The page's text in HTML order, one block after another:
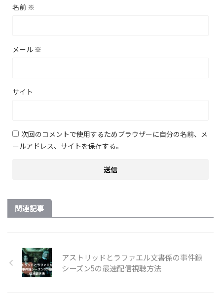
名前 ※
メール ※
サイト
次回のコメントで使用するためブラウザーに自分の名前、メ
ールアドレス、サイトを保存する。
関連記事
アストリッドとラファエル文書係の事件録
シーズン5の最速配信視聴方法